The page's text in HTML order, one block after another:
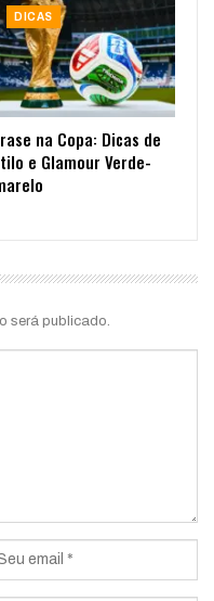
DICAS
na Copa: Dicas de
e Glamour Verde-
será publicado.